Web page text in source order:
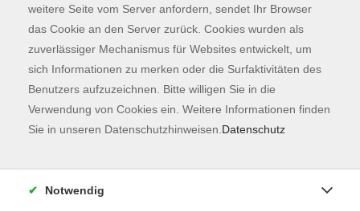
Kontaktformular
Impressum
AGB
Datenschutzerklärung
weitere Seite vom Server anfordern, sendet Ihr Browser
das Cookie an den Server zurück. Cookies wurden als
zuverlässiger Mechanismus für Websites entwickelt, um
sich Informationen zu merken oder die Surfaktivitäten des
Benutzers aufzuzeichnen. Bitte willigen Sie in die
Verwendung von Cookies ein. Weitere Informationen finden
Sie in unseren Datenschutzhinweisen. Datenschutz
Notwendig